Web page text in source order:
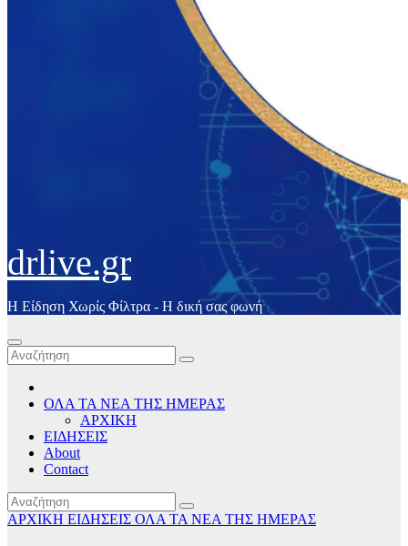
drlive.gr
Η Είδηση Χωρίς Φίλτρα - H δική σας φωνή
ΟΛΑ ΤΑ ΝΕΑ ΤΗΣ ΗΜΕΡΑΣ
ΑΡΧΙΚΗ
ΕΙΔΗΣΕΙΣ
About
Contact
ΑΡΧΙΚΗ ΕΙΔΗΣΕΙΣ ΟΛΑ ΤΑ ΝΕΑ ΤΗΣ ΗΜΕΡΑΣ